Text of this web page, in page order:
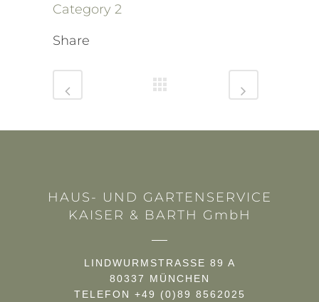
Category 2
Share
HAUS- UND GARTENSERVICE
KAISER & BARTH GmbH
LINDWURMSTRASSE 89 A
80337 MÜNCHEN
TELEFON +49 (0)89 8562025